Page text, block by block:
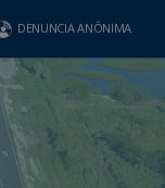
DENUNCIA ANÔNIMA